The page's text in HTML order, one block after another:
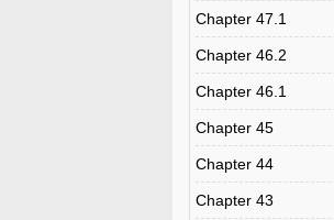
Chapter 47.1
Chapter 46.2
Chapter 46.1
Chapter 45
Chapter 44
Chapter 43